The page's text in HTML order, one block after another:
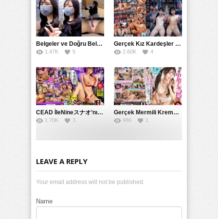
Belgeler ve Doğru Belgelendirmede DOCS’in Önemi
1.47K 5
Gerçek Kız Kardeşler hipnoz ve zihin kontrolü altında liebe阴茎 için yalvaran kızlar: Mısakı Nemıne Mına Hınano
2.60K 4
CEAD İleNineスナオ’nın Çılgın ve Seksüel Dünyası: Büyük Kalçalar ve Çılgın İlişkiler
1.70K 3
Gerçek Mermili Kremalı Pasta Büyük Dağıtımı, Ben Herkesin Özel Placesine Hizmet Eden En Üst Düzey Erotik Ürünler Günün Fırsatı
986 1
LEAVE A REPLY
Your email address will not be published.
Name